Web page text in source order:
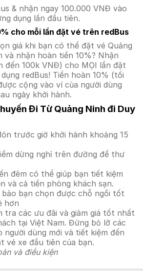
& nhận ngay 100.000 VNĐ vào
dụng lần đầu tiên.
cho mỗi lần đặt vé trên redBus
giá khi bạn có thể đặt vé Quảng
và nhận hoàn tiền 10%? Nhận
đến 100k VNĐ) cho MỌI lần đặt
redBus! Tiền hoàn 10% (tối
cộng vào ví của người dùng
ngày khởi hành.
Đi Từ Quảng Ninh đi Duy
trước giờ khởi hành khoảng 15
dừng nghỉ trên đường để thư
đêm có thể giúp bạn tiết kiệm
và cả tiền phòng khách sạn.
bạn chọn được chỗ ngồi tốt
hơn
tra các ưu đãi và giảm giá tốt nhất
tại Việt Nam. Đừng bỏ lỡ các
người dùng mới và tiết kiệm đến
vé xe đầu tiên của bạn.
và điều kiện